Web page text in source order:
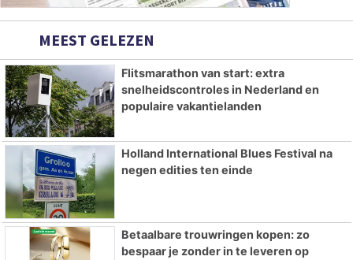
MEEST GELEZEN
Flitsmarathon van start: extra
snelheidscontroles in Nederland en
populaire vakantielanden
Holland International Blues Festival na
negen edities ten einde
Betaalbare trouwringen kopen: zo
bespaar je zonder in te leveren op